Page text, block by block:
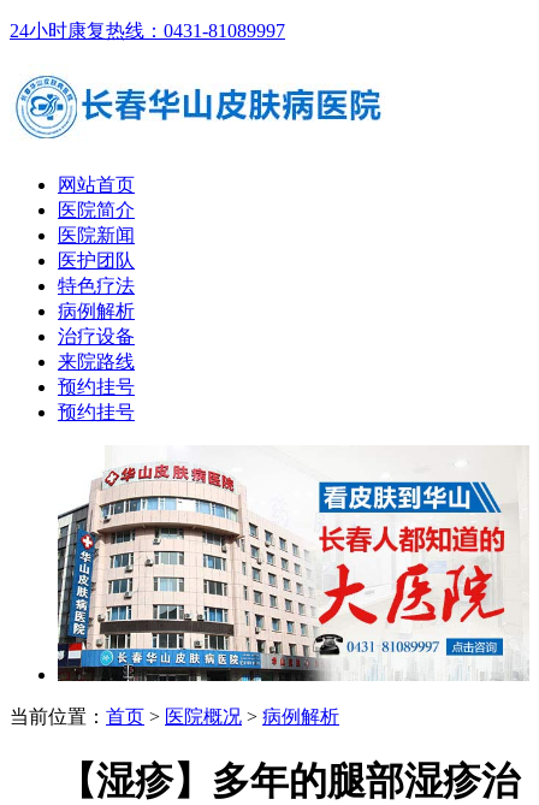
24小时康复热线：0431-81089997
网站首页
医院简介
医院新闻
医护团队
特色疗法
病例解析
治疗设备
来院路线
预约挂号
预约挂号
当前位置： 首页 > 医院概况 > 病例解析
【湿疹】多年的腿部湿疹治